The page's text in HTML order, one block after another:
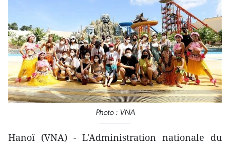
Photo : VNA
Hanoï (VNA) - L'Administration nationale du